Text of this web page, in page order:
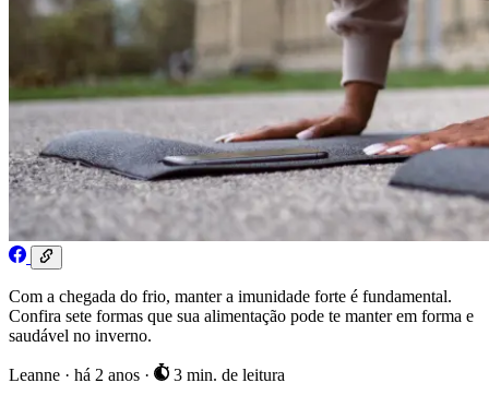
Com a chegada do frio, manter a imunidade forte é fundamental.
Confira sete formas que sua alimentação pode te manter em forma e
saudável no inverno.
Leanne · há 2 anos · 3 min. de leitura